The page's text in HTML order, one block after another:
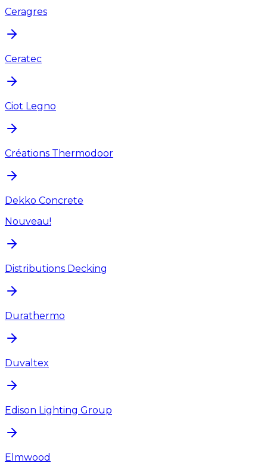
Ceragres
Ceratec
Ciot Legno
Créations Thermodoor
Dekko Concrete
Nouveau!
Distributions Decking
Durathermo
Duvaltex
Edison Lighting Group
Elmwood